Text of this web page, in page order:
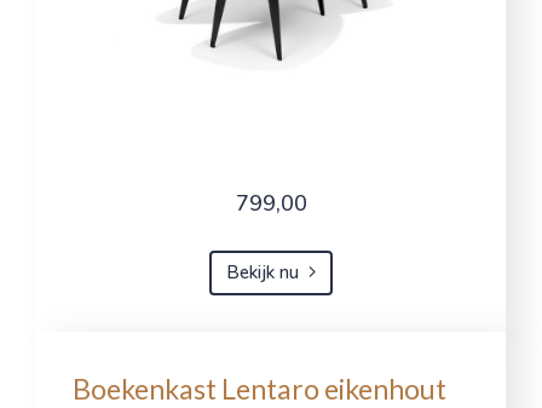
799,00
Bekijk nu
Boekenkast Lentaro eikenhout